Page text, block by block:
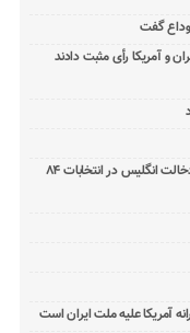
وداع گفت
و آمریکا رأی مثبت دادند
احمدی‌نژاد را خدا برای اسرائیل فرستاد! / افشاگری از دخالت انگلیس در انتخابات ۸۴
آمریکا علیه ملت ایران است